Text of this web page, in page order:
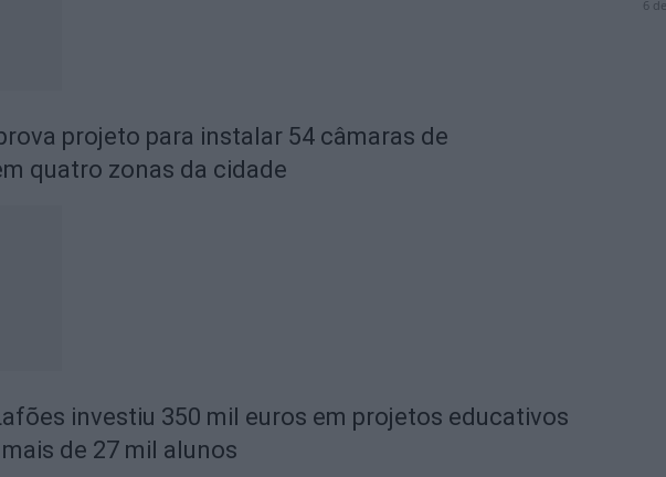
projeto para instalar 54 câmaras de
quatro zonas da cidade
investiu 350 mil euros em projetos educativos
de 27 mil alunos
6